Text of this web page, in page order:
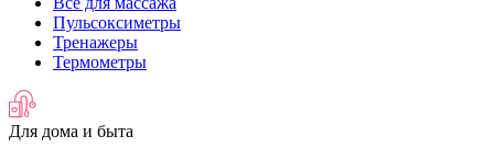
Пульсоксиметры
Тренажеры
Термометры
Для дома и быта